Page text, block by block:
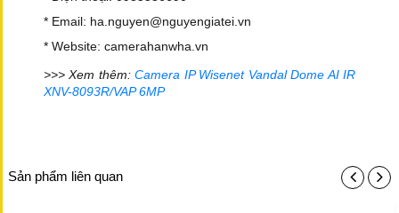
* Email: ha.nguyen@nguyengiatei.vn
* Website: camerahanwha.vn
>>> Xem thêm:Camera IP Wisenet Vandal Dome AI IR
XNV-8093R/VAP 6MP
Sản phẩm liên quan